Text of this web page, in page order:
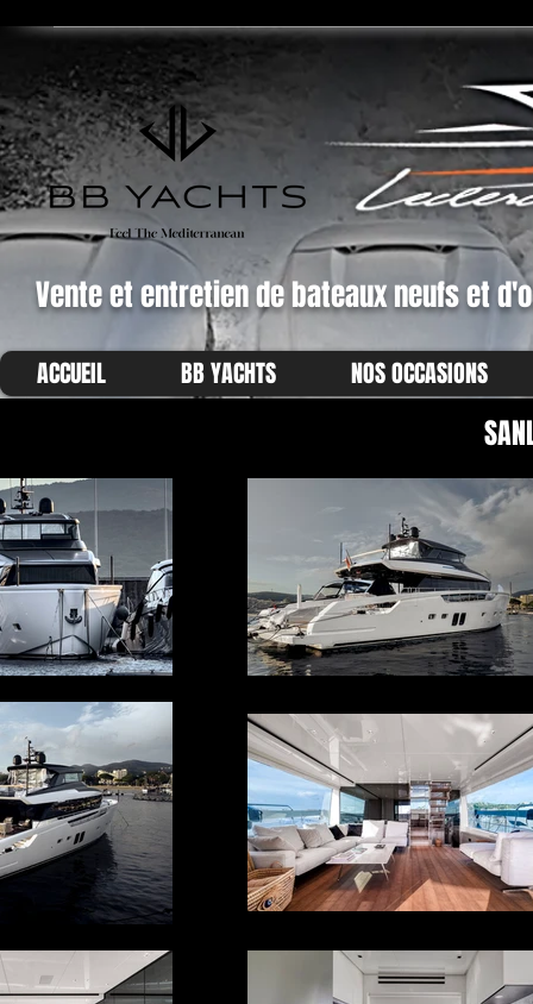
Vente et entretien de bateaux neufs et
ACCUEIL BB YACHTS NOS OCCASIONS